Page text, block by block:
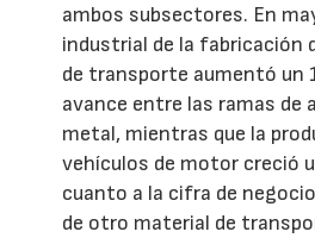
ambos subsectores. En
industrial de la fabricación
de transporte aumentó un
avance entre las ramas de
metal, mientras que la
vehículos de motor creció
cuanto a la cifra de
de otro material de